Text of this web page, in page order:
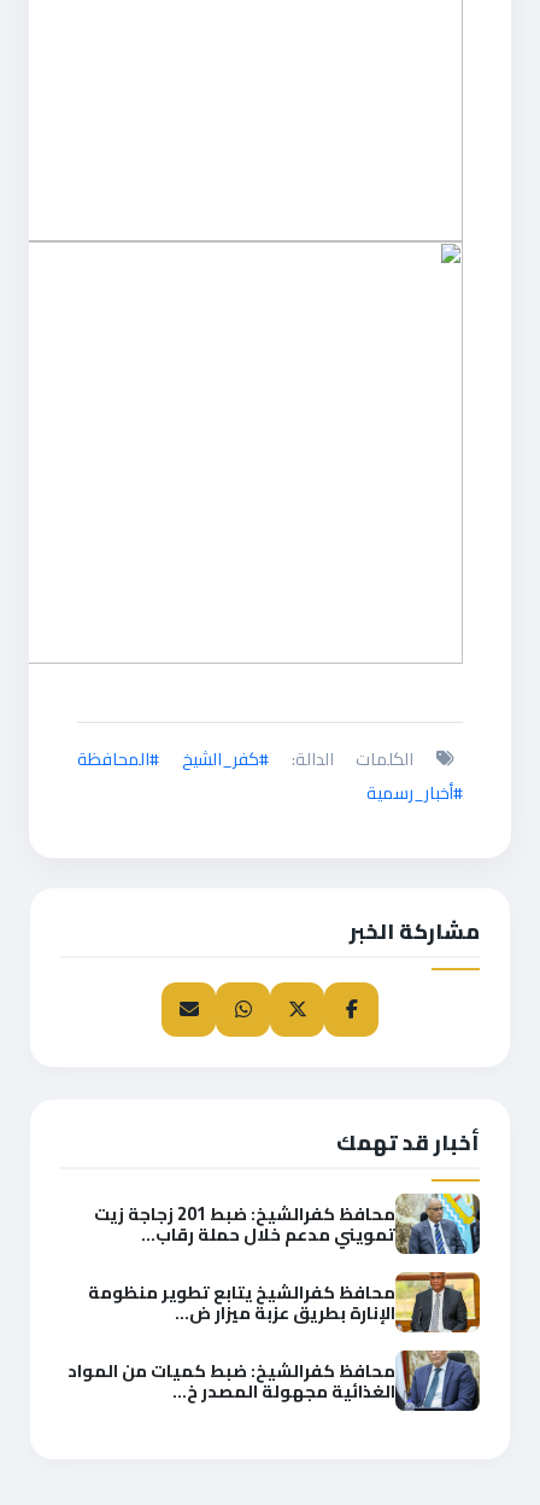
الكلمات الدالة:#كفر_الشيخ #المحافظة
#أخبار_رسمية
مشاركة الخبر
أخبار قد تهمك
محافظ كفرالشيخ: ضبط 201 زجاجة زيت
تمويني مدعم خلال حملة رقاب...
محافظ كفرالشيخ يتابع تطوير منظومة
الإنارة بطريق عزبة ميزار ض...
محافظ كفرالشيخ: ضبط كميات من المواد
الغذائية مجهولة المصدر خ...